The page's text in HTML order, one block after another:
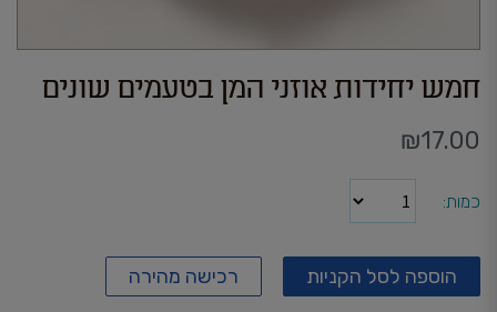
חמש יחידות אוזני המן בטעמים שונים
₪17.00
הוספה לסל הקניות רכישה מהירה